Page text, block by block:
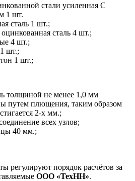
стали усиленная С
1 шт.
сталь 1 шт.;
сталь 4 шт.;
4 шт.;
шт.;
1 шт.;
толщиной не менее 1,0 мм
путем плющения, таким образом
2-х мм.;
всех узлов;
40 мм.;
регулируют порядок расчётов за
ООО «ТехНН».